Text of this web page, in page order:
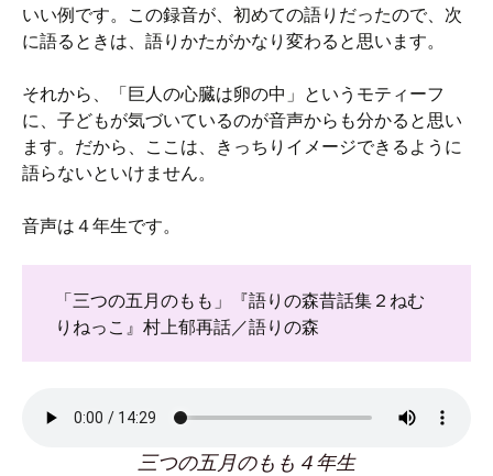
いい例です。この録音が、初めての語りだったので、次
に語るときは、語りかたがかなり変わると思います。
それから、「巨人の心臓は卵の中」というモティーフ
に、子どもが気づいているのが音声からも分かると思い
ます。だから、ここは、きっちりイメージできるように
語らないといけません。
音声は４年生です。
「三つの五月のもも」『語りの森昔話集２ねむ
りねっこ』村上郁再話／語りの森
三つの五月のもも４年生